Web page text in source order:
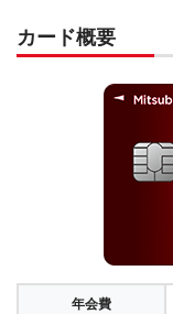
カード概要
年会費